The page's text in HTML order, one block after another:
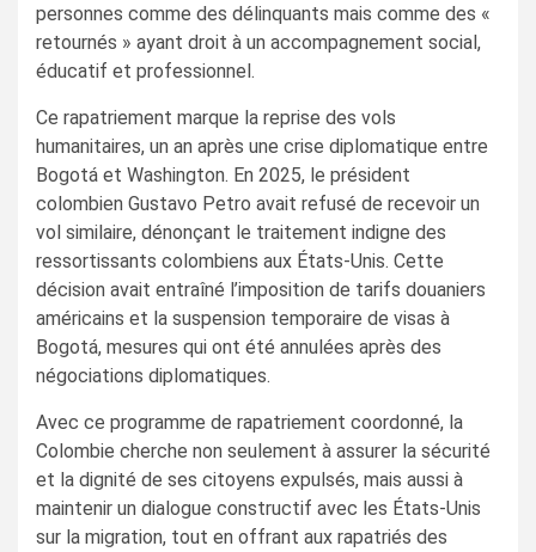
personnes comme des délinquants mais comme des «
retournés » ayant droit à un accompagnement social,
éducatif et professionnel.
Ce rapatriement marque la reprise des vols
humanitaires, un an après une crise diplomatique entre
Bogotá et Washington. En 2025, le président
colombien Gustavo Petro avait refusé de recevoir un
vol similaire, dénonçant le traitement indigne des
ressortissants colombiens aux États-Unis. Cette
décision avait entraîné l’imposition de tarifs douaniers
américains et la suspension temporaire de visas à
Bogotá, mesures qui ont été annulées après des
négociations diplomatiques.
Avec ce programme de rapatriement coordonné, la
Colombie cherche non seulement à assurer la sécurité
et la dignité de ses citoyens expulsés, mais aussi à
maintenir un dialogue constructif avec les États-Unis
sur la migration, tout en offrant aux rapatriés des